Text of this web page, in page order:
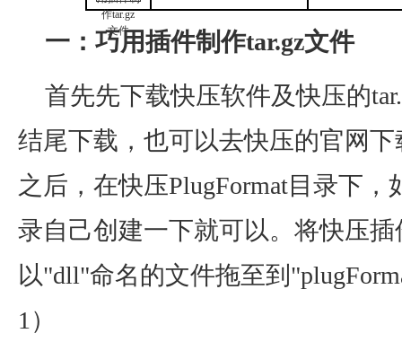
一：巧用插件制作tar.gz文件
首先先下载快压软件及快压的
结尾下载，也可以去快压的官网
之后，在快压PlugFormat目录下，
录自己创建一下就可以。将快压
以"dll"命名的文件拖至到
1）